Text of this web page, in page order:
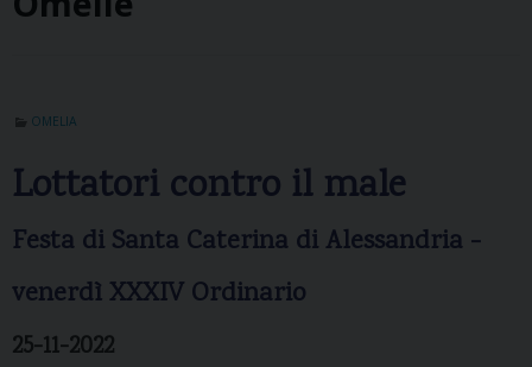
OMELIA
Lottatori contro il male
Festa di Santa Caterina di Alessandria -
venerdì XXXIV Ordinario
25-11-2022